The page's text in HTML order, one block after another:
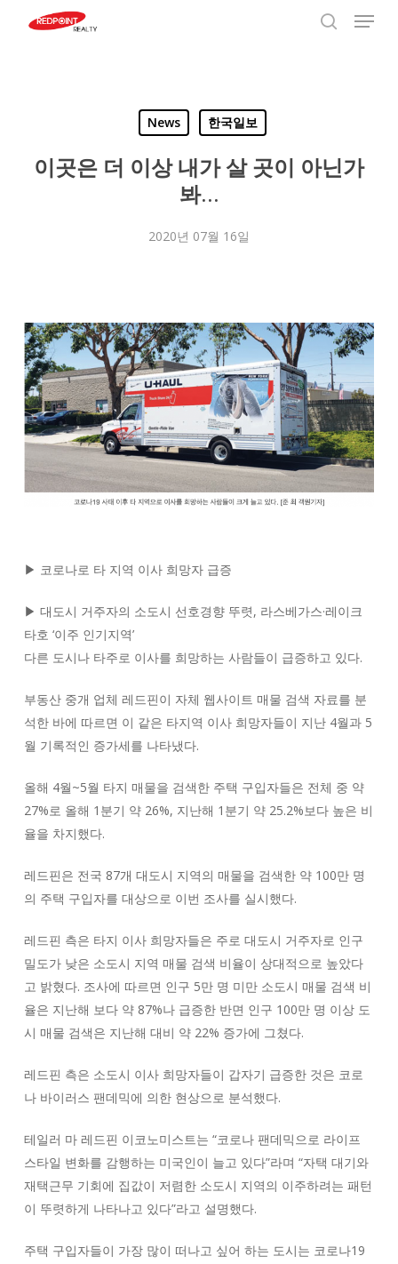
Menu
News 한국일보
이곳은 더 이상 내가 살 곳이 아닌가
봐…
2020년 07월 16일
▶ 코로나로 타 지역 이사 희망자 급증
▶ 대도시 거주자의 소도시 선호경향 뚜렷, 라스베가스·레이크
타호 ‘이주 인기지역’
다른 도시나 타주로 이사를 희망하는 사람들이 급증하고 있다.
부동산 중개 업체 레드핀이 자체 웹사이트 매물 검색 자료를 분
석한 바에 따르면 이 같은 타지역 이사 희망자들이 지난 4월과 5
월 기록적인 증가세를 나타냈다.
올해 4월~5월 타지 매물을 검색한 주택 구입자들은 전체 중 약
27%로 올해 1분기 약 26%, 지난해 1분기 약 25.2%보다 높은 비
율을 차지했다.
레드핀은 전국 87개 대도시 지역의 매물을 검색한 약 100만 명
의 주택 구입자를 대상으로 이번 조사를 실시했다.
레드핀 측은 타지 이사 희망자들은 주로 대도시 거주자로 인구
밀도가 낮은 소도시 지역 매물 검색 비율이 상대적으로 높았다
고 밝혔다. 조사에 따르면 인구 5만 명 미만 소도시 매물 검색 비
율은 지난해 보다 약 87%나 급증한 반면 인구 100만 명 이상 도
시 매물 검색은 지난해 대비 약 22% 증가에 그쳤다.
레드핀 측은 소도시 이사 희망자들이 갑자기 급증한 것은 코로
나 바이러스 팬데믹에 의한 현상으로 분석했다.
테일러 마 레드핀 이코노미스트는 “코로나 팬데믹으로 라이프
스타일 변화를 감행하는 미국인이 늘고 있다”라며 “자택 대기와
재택근무 기회에 집값이 저렴한 소도시 지역의 이주하려는 패턴
이 뚜렷하게 나타나고 있다”라고 설명했다.
주택 구입자들이 가장 많이 떠나고 싶어 하는 도시는 코로나19